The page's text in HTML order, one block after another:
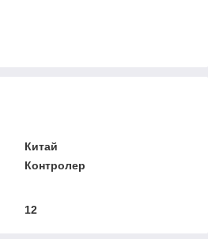
Китай
Контролер
12